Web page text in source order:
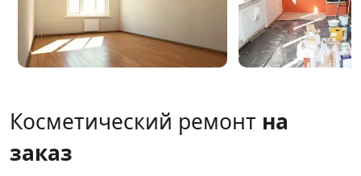
Косметический ремонт на
заказ